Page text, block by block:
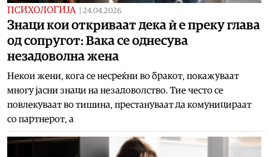
ПСИХОЛОГИЈА 24.04.2026
Знаци кои откриваат дека ѝ е преку глава
од сопругот: Вака се однесува
незадоволна жена
Некои жени, кога се несреќни во бракот, покажуваат
многу јасни знаци на незадоволство. Тие често се
повлекуваат во тишина, престануваат да комуницираат
со партнерот, а